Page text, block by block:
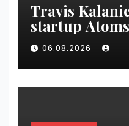
Travis
startup
Uber finance
VseTime.ru
06.08.2026